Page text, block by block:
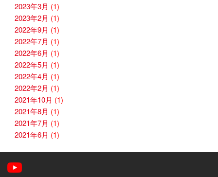
2023年3月 (1)
2023年2月 (1)
2022年9月 (1)
2022年7月 (1)
2022年6月 (1)
2022年5月 (1)
2022年4月 (1)
2022年2月 (1)
2021年10月 (1)
2021年8月 (1)
2021年7月 (1)
2021年6月 (1)